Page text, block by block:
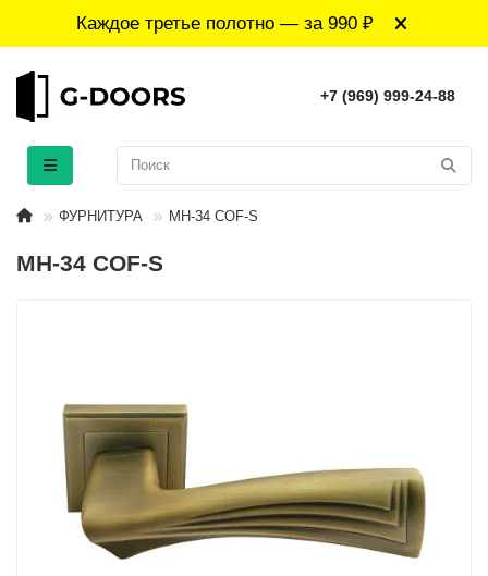
Каждое третье полотно — за 990 ₽
+7 (969) 999-24-88
ФУРНИТУРА MH-34 COF-S
MH-34 COF-S